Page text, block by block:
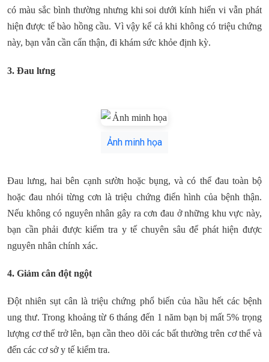
có màu sắc bình thường nhưng khi soi dưới kính hiển vi vẫn phát
hiện được tế bào hồng cầu. Vì vậy kể cả khi không có triệu chứng
này, bạn vẫn cần cẩn thận, đi khám sức khỏe định kỳ.
3. Đau lưng
Ảnh minh họa
Đau lưng, hai bên cạnh sườn hoặc bụng, và có thể đau toàn bộ
hoặc đau nhói từng cơn là triệu chứng điển hình của bệnh thận.
Nếu không có nguyên nhân gây ra cơn đau ở những khu vực này,
bạn cần phải được kiểm tra y tế chuyên sâu để phát hiện được
nguyên nhân chính xác.
4. Giảm cân đột ngột
Đột nhiên sụt cân là triệu chứng phổ biến của hầu hết các bệnh
ung thư. Trong khoảng từ 6 tháng đến 1 năm bạn bị mất 5% trọng
lượng cơ thể trở lên, bạn cần theo dõi các bất thường trên cơ thể và
đến các cơ sở y tế kiểm tra.